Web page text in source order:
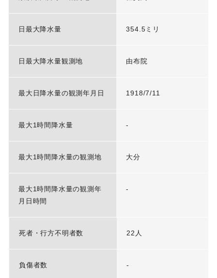
日最大降水量 354.5ミリ
日最大降水量観測地 由布院
最大日降水量の観測年月日 1918/7/11
最大1時間降水量 -
最大1時間降水量の観測地 大分
最大1時間降水量の観測年
月日時間
-
死者・行方不明者数 22人
負傷者数 -